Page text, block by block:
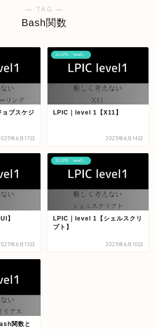
― TAG ―
Bash関数
ブスケジ
年6月17日
12-LPIC「level1」
LPIC｜level 1【X11】
2025年6月14日
】
年6月13日
12-LPIC「level1」
LPIC｜level 1【シェルスクリ
プト】
2025年6月10日
関数と